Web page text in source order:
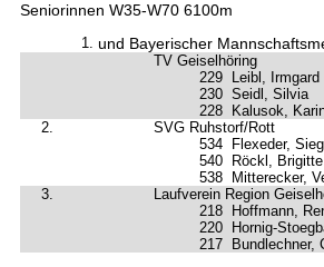
Seniorinnen W35-W70 6100m
1. und Bayerischer
TV Geiselhöring
229
Leibl, Irmgard
230 Seidl, Silvia
228
Kalusok,
2.
SVG Ruhstorf/Rott
534
Flexeder,
540
Röckl, Brigitte
538
Mitterecker,
3.
Laufverein Region
218
Hoffmann,
220
Hornig-
217
Bundlechner,